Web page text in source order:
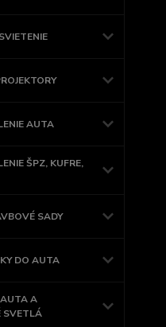
AUTA
ŠPZ, KUFRE,
SADY
DO AUTA
A
SVETLÁ